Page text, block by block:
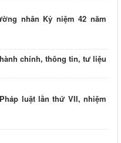
nhân Kỷ niệm 42 năm
chính, thông tin, tư liệu
luật lần thứ VII, nhiệm